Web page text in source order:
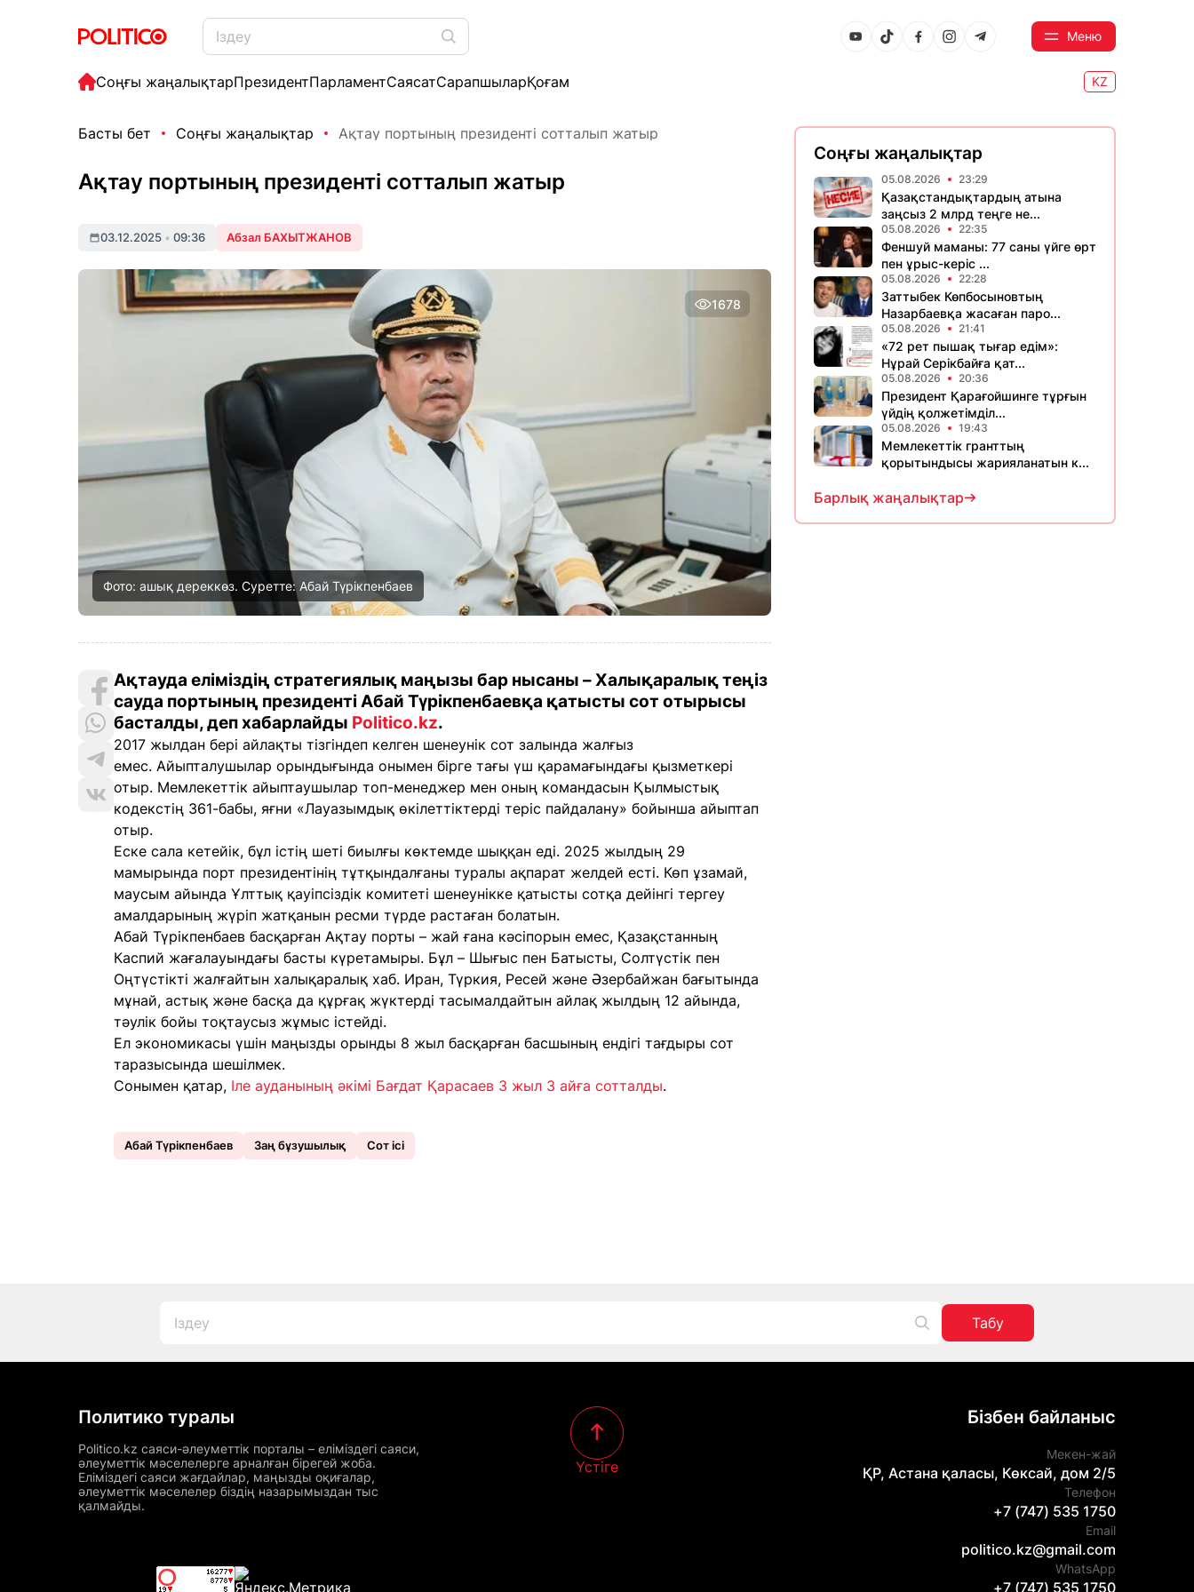
Меню
Соңғы жаңалықтарПрезидентПарламентСаясатСарапшыларҚоғам KZ
Басты бет Соңғы жаңалықтар Ақтау портының президенті сотталып жатыр
Ақтау портының президенті сотталып жатыр
03.12.2025 • 09:36 Абзал БАХЫТЖАНОВ
1678
Фото: ашық дереккөз. Суретте: Абай Түрікпенбаев
Ақтауда еліміздің стратегиялық маңызы бар нысаны – Халықаралық теңіз
сауда портының президенті Абай Түрікпенбаевқа қатысты сот отырысы
басталды, деп хабарлайды Politico.kz.
2017 жылдан бері айлақты тізгіндеп келген шенеунік сот залында жалғыз
емес. Айыпталушылар орындығында онымен бірге тағы үш қарамағындағы қызметкері
отыр. Мемлекеттік айыптаушылар топ-менеджер мен оның командасын Қылмыстық
кодекстің 361-бабы, яғни «Лауазымдық өкілеттіктерді теріс пайдалану» бойынша айыптап
отыр.
Еске сала кетейік, бұл істің шеті биылғы көктемде шыққан еді. 2025 жылдың 29
мамырында порт президентінің тұтқындалғаны туралы ақпарат желдей есті. Көп ұзамай,
маусым айында Ұлттық қауіпсіздік комитеті шенеунікке қатысты сотқа дейінгі тергеу
амалдарының жүріп жатқанын ресми түрде растаған болатын.
Абай Түрікпенбаев басқарған Ақтау порты – жай ғана кәсіпорын емес, Қазақстанның
Каспий жағалауындағы басты күретамыры. Бұл – Шығыс пен Батысты, Солтүстік пен
Оңтүстікті жалғайтын халықаралық хаб. Иран, Түркия, Ресей және Әзербайжан бағытында
мұнай, астық және басқа да құрғақ жүктерді тасымалдайтын айлақ жылдың 12 айында,
тәулік бойы тоқтаусыз жұмыс істейді.
Ел экономикасы үшін маңызды орынды 8 жыл басқарған басшының ендігі тағдыры сот
таразысында шешілмек.
Сонымен қатар, Іле ауданының әкімі Бағдат Қарасаев 3 жыл 3 айға сотталды.
Абай Түрікпенбаев Заң бұзушылық Сот ісі
Соңғы жаңалықтар
05.08.2026 23:29
Қазақстандықтардың атына
заңсыз 2 млрд теңге не...
05.08.2026 22:35
Феншуй маманы: 77 саны үйге өрт
пен ұрыс-керіс ...
05.08.2026 22:28
Заттыбек Көпбосыновтың
Назарбаевқа жасаған паро...
05.08.2026 21:41
«72 рет пышақ тығар едім»:
Нұрай Серікбайға қат...
05.08.2026 20:36
Президент Қарағойшинге тұрғын
үйдің қолжетімділ...
05.08.2026 19:43
Мемлекеттік гранттың
қорытындысы жарияланатын к...
Барлық жаңалықтар
Табу
Политико туралы
Politico.kz саяси-әлеуметтік порталы – еліміздегі саяси,
әлеуметтік мәселелерге арналған бірегей жоба.
Еліміздегі саяси жағдайлар, маңызды оқиғалар,
әлеуметтік мәселелер біздің назарымыздан тыс
қалмайды.
Үстіге
Бізбен байланыс
Мекен-жай
ҚР, Астана қаласы, Көксай, дом 2/5
Телефон
+7 (747) 535 1750
Email
politico.kz@gmail.com
WhatsApp
+7 (747) 535 1750